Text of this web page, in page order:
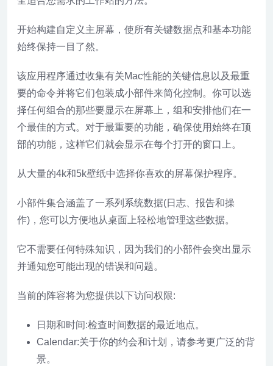
开始构建自定义主屏幕，使所有关键数据点和基本功能
始终保持一目了然。
该应用程序通过收集有关Mac性能的关键信息以及最重
要的命令并将它们包装成小部件来简化控制。你可以选
择任何组合的那些要显示在屏幕上，组和安排他们在一
个最佳的方式。对于最重要的功能，确保使用始终在顶
部的功能，这样它们就会显示在每个打开的窗口上。
从大量的4k和5k壁纸中选择你喜欢的屏幕保护程序。
小部件集合涵盖了一系列系统数据(日志、报告和操
作)，您可以方便地从桌面上轻松地管理这些数据。
它不需要任何特殊知识，因为我们的小部件会突出显示
并通知您可能出现的错误和问题。
当前的阵容将为您提供以下访问权限:
日期和时间:检查时间数据的最近地点。
Сalendar:关于你的约会和计划，请参考更广泛的背
景。